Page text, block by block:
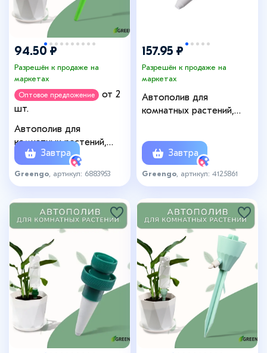
94.50 ₽
Разрешён к продаже на
маркетах
Оптовое предложение
от 2
шт.
Автополив для
комнатных растений,
h=28 см, 380 мл, пластик,
набор 2 шт., зелёный,
Greengo
Завтра
Greengo , артикул: 6883953
157.95 ₽
Разрешён к продаже на
маркетах
Автополив для
комнатных растений,
Завтра
Greengo , артикул: 4125861
+4